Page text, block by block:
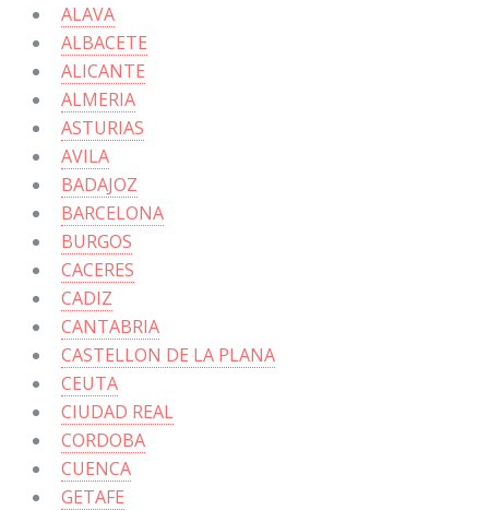
ALAVA
ALBACETE
ALICANTE
ALMERIA
ASTURIAS
AVILA
BADAJOZ
BARCELONA
BURGOS
CACERES
CADIZ
CANTABRIA
CASTELLON DE LA PLANA
CEUTA
CIUDAD REAL
CORDOBA
CUENCA
GETAFE